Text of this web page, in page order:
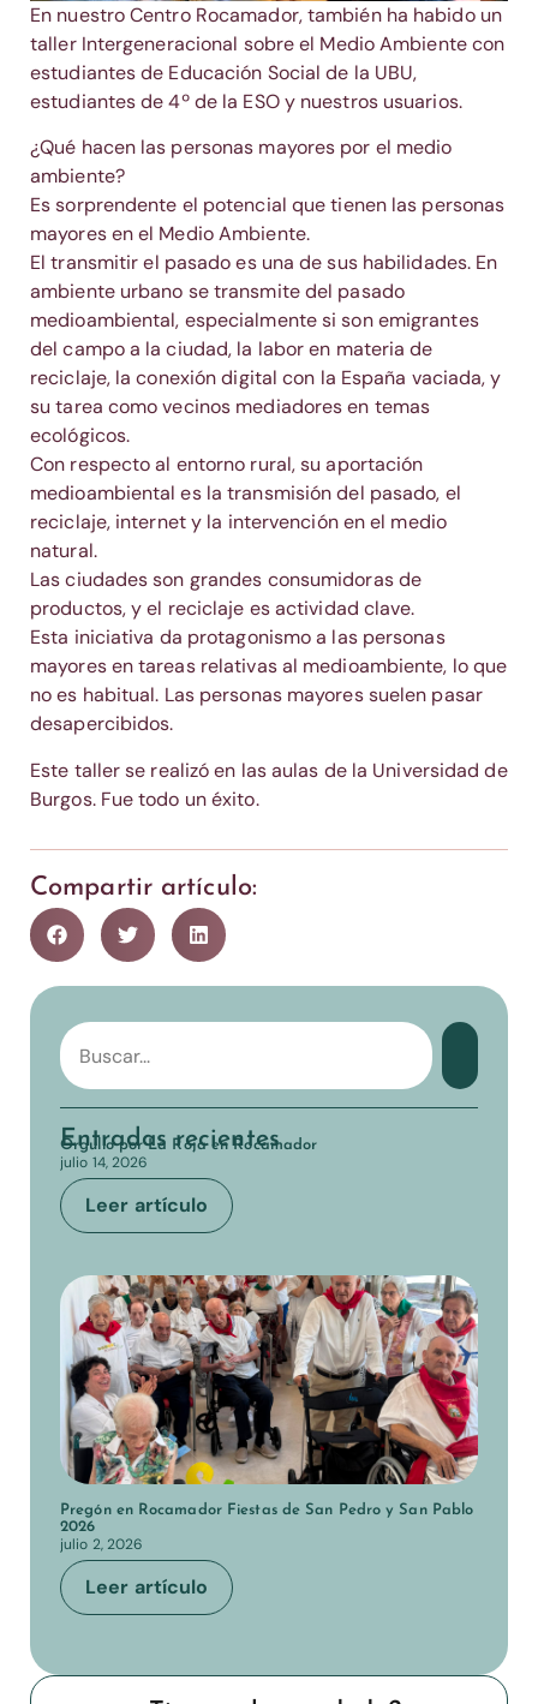
En nuestro Centro Rocamador, también ha habido un
taller Intergeneracional sobre el Medio Ambiente con
estudiantes de Educación Social de la UBU,
estudiantes de 4º de la ESO y nuestros usuarios.
¿Qué hacen las personas mayores por el medio
ambiente?
Es sorprendente el potencial que tienen las personas
mayores en el Medio Ambiente.
El transmitir el pasado es una de sus habilidades. En
ambiente urbano se transmite del pasado
medioambiental, especialmente si son emigrantes
del campo a la ciudad, la labor en materia de
reciclaje, la conexión digital con la España vaciada, y
su tarea como vecinos mediadores en temas
ecológicos.
Con respecto al entorno rural, su aportación
medioambiental es la transmisión del pasado, el
reciclaje, internet y la intervención en el medio
natural.
Las ciudades son grandes consumidoras de
productos, y el reciclaje es actividad clave.
Esta iniciativa da protagonismo a las personas
mayores en tareas relativas al medioambiente, lo que
no es habitual. Las personas mayores suelen pasar
desapercibidos.
Este taller se realizó en las aulas de la Universidad de
Burgos. Fue todo un éxito.
Compartir artículo:
Entradas recientes
Orgullo por La Roja en Rocamador
julio 14, 2026
Leer artículo
Pregón en Rocamador Fiestas de San Pedro y San Pablo
2026
julio 2, 2026
Leer artículo